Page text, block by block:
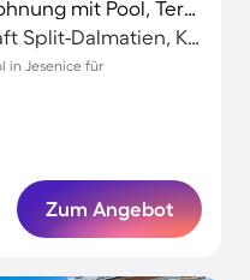
Voll ausgestattete tolle Wohnung mit Pool, Terrasse und Grill
Podstrana, Gespanschaft Split-Dalmatien, Kroatien
in Jesenice für
Zum Angebot